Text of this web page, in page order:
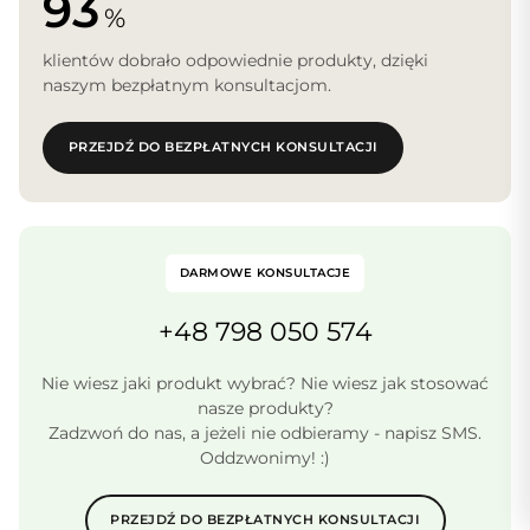
%
klientów dobrało odpowiednie produkty, dzięki
naszym bezpłatnym konsultacjom.
PRZEJDŹ DO BEZPŁATNYCH KONSULTACJI
DARMOWE KONSULTACJE
+48 798 050 574
Nie wiesz jaki produkt wybrać? Nie wiesz jak stosować
nasze produkty?
Zadzwoń do nas, a jeżeli nie odbieramy - napisz SMS.
Oddzwonimy! :)
PRZEJDŹ DO BEZPŁATNYCH KONSULTACJI